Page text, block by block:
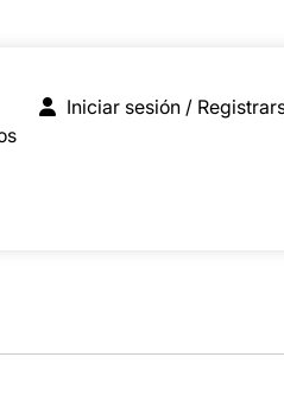
Iniciar sesión /
Iniciar sesión /